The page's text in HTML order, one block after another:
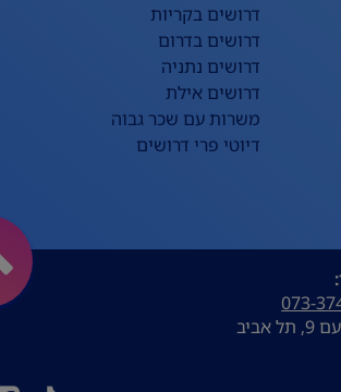
דרושים בקריות
דרושים בדרום
דרושים נתניה
דרושים אילת
משרות עם שכר גבוה
דיוטי פרי דרושים
073-